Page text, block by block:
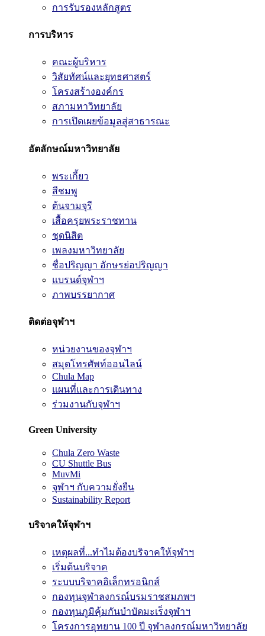
การรับรองหลักสูตร
การบริหาร
คณะผู้บริหาร
วิสัยทัศน์และยุทธศาสตร์
โครงสร้างองค์กร
สภามหาวิทยาลัย
การเปิดเผยข้อมูลสู่สาธารณะ
อัตลักษณ์มหาวิทยาลัย
พระเกี้ยว
สีชมพู
ต้นจามจุรี
เสื้อครุยพระราชทาน
ชุดนิสิต
เพลงมหาวิทยาลัย
ชื่อปริญญา อักษรย่อปริญญา
แบรนด์จุฬาฯ
ภาพบรรยากาศ
ติดต่อจุฬาฯ
หน่วยงานของจุฬาฯ
สมุดโทรศัพท์ออนไลน์
Chula Map
แผนที่และการเดินทาง
ร่วมงานกับจุฬาฯ
Green University
Chula Zero Waste
CU Shuttle Bus
MuvMi
จุฬาฯ กับความยั่งยืน
Sustainability Report
บริจาคให้จุฬาฯ
เหตุผลที่...ทำไมต้องบริจาคให้จุฬาฯ
เริ่มต้นบริจาค
ระบบบริจาคอิเล็กทรอนิกส์
กองทุนจุฬาลงกรณ์บรมราชสมภพฯ
กองทุนภูมิคุ้มกันบำบัดมะเร็งจุฬาฯ
โครงการอุทยาน 100 ปี จุฬาลงกรณ์มหาวิทยาลัย